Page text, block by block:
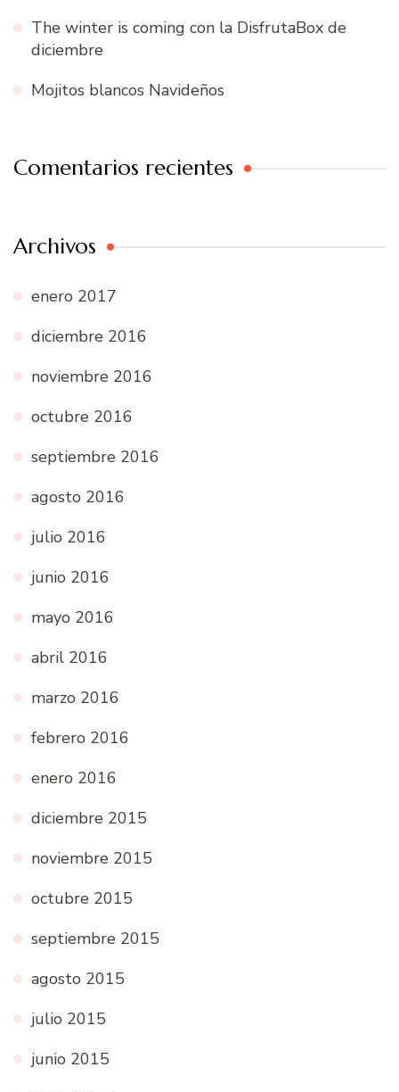
The winter is coming con la DisfrutaBox de
diciembre
Mojitos blancos Navideños
Comentarios recientes
Archivos
enero 2017
diciembre 2016
noviembre 2016
octubre 2016
septiembre 2016
agosto 2016
julio 2016
junio 2016
mayo 2016
abril 2016
marzo 2016
febrero 2016
enero 2016
diciembre 2015
noviembre 2015
octubre 2015
septiembre 2015
agosto 2015
julio 2015
junio 2015